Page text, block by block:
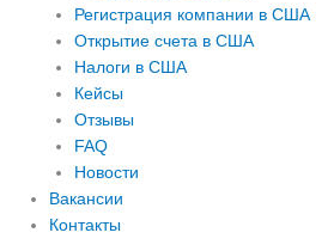
Регистрация компании в США
Открытие счета в США
Налоги в США
Кейсы
Отзывы
FAQ
Новости
Вакансии
Контакты